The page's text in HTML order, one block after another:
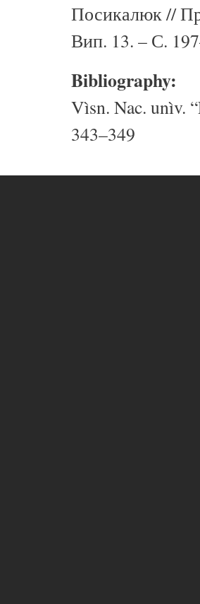
Посикалюк //
Вип. 13. – С.
Bibliography:
Vìsn. Nac. unìv.
343–349